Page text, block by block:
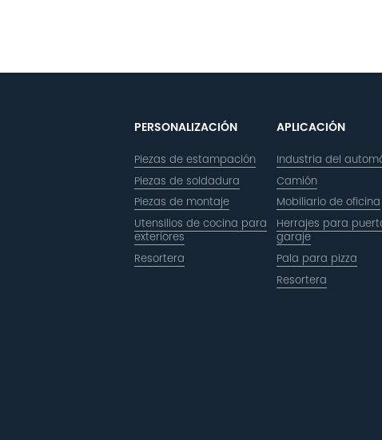
PERSONALIZACIÓN
Piezas de estampación
Piezas de soldadura
Piezas de montaje
Utensilios de cocina para
exteriores
Resortera
APLICACIÓN
Industria del
Camión
Mobiliario de oficina
Herrajes para
garaje
Pala para pizza
Resortera